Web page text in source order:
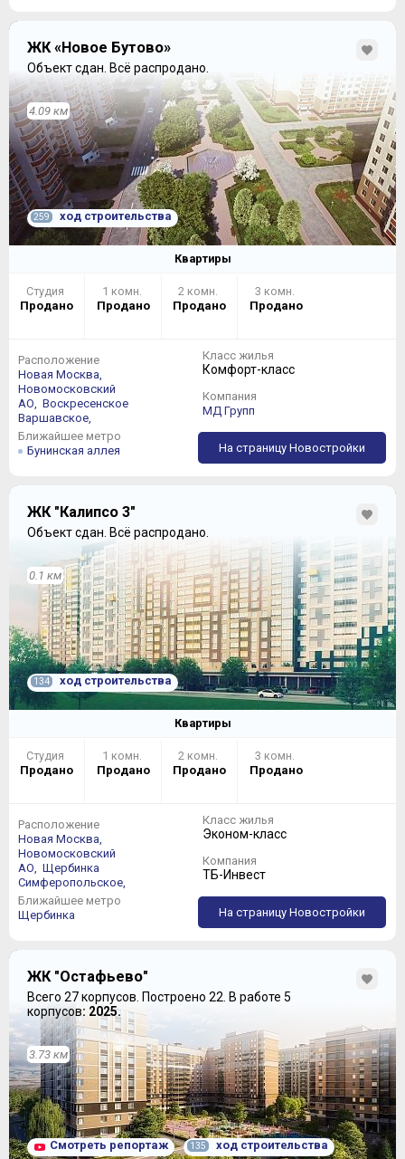
ЖК «Новое Бутово»
Объект сдан. Всё распродано.
4.09 км
259 ход строительства
Квартиры
Студия
Продано
1 комн.
Продано
2 комн.
Продано
3 комн.
Продано
Расположение
Новая Москва,
Новомосковский
АО,
Воскресенское
Варшавское,
Ближайшее метро
Бунинская аллея
Класс жилья
Комфорт-класс
Компания
МД Групп
На страницу Новостройки
ЖК "Калипсо 3"
Объект сдан. Всё распродано.
0.1 км
134 ход строительства
Квартиры
Студия
Продано
1 комн.
Продано
2 комн.
Продано
3 комн.
Продано
Расположение
Новая Москва,
Новомосковский
АО,
Щербинка
Симферопольское,
Ближайшее метро
Щербинка
Класс жилья
Эконом-класс
Компания
ТБ-Инвест
На страницу Новостройки
ЖК "Остафьево"
Всего 27 корпусов. Построено 22. В работе 5
корпусов: 2025.
3.73 км
Смотреть репортаж 135 ход строительства